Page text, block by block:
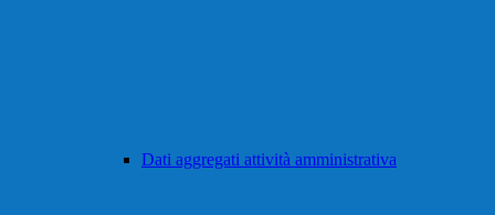
Dati aggregati attività amministrativa